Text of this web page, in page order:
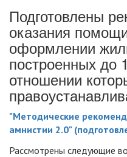
Подготовлены
оказания
оформлении
построенных до
отношении
"Методические
амнистии 2.0"
Рассмотрены следующие